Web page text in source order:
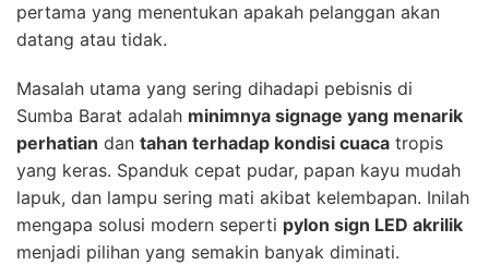
pertama yang menentukan apakah pelanggan akan
datang atau tidak.
Masalah utama yang sering dihadapi pebisnis di
Sumba Barat adalah minimnya signage yang menarik
perhatian dan tahan terhadap kondisi cuaca tropis
yang keras. Spanduk cepat pudar, papan kayu mudah
lapuk, dan lampu sering mati akibat kelembapan. Inilah
mengapa solusi modern seperti pylon sign LED akrilik
menjadi pilihan yang semakin banyak diminati.